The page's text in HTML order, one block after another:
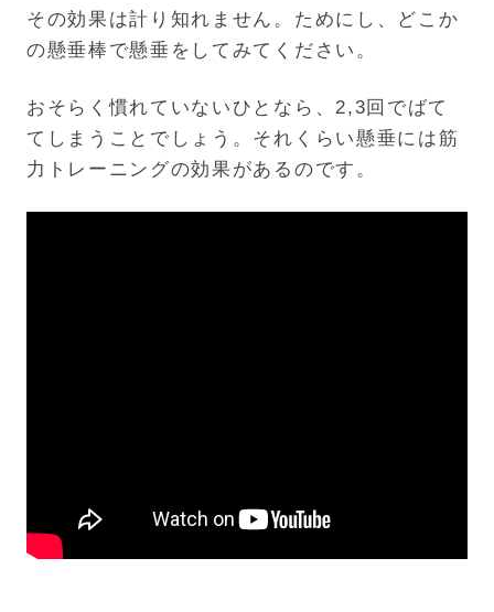
その効果は計り知れません。ためにし、どこか
の懸垂棒で懸垂をしてみてください。
おそらく慣れていないひとなら、2,3回でばて
てしまうことでしょう。それくらい懸垂には筋
力トレーニングの効果があるのです。